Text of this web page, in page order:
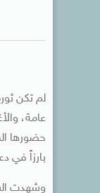
عامة،
حضورها
بارزاً في
وشهدت